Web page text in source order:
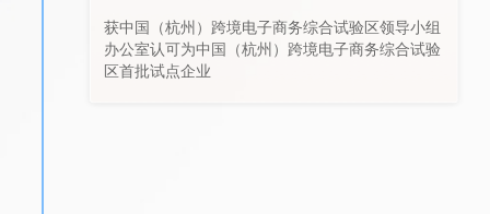
获中国（杭州）跨境电子商务综合试验区领导小组
办公室认可为中国（杭州）跨境电子商务综合试验
区首批试点企业